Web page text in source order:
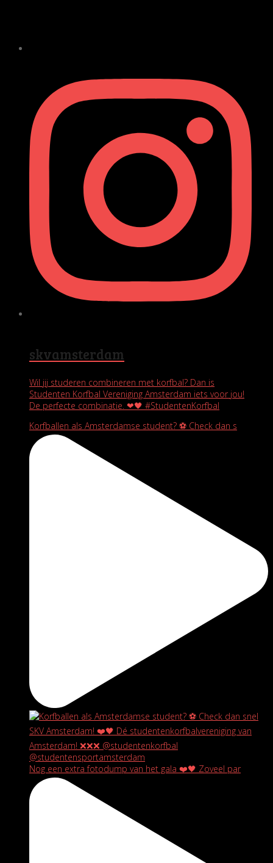
skvamsterdam
Wil jij studeren combineren met korfbal? Dan is
Studenten Korfbal Vereniging Amsterdam iets voor jou!
De perfecte combinatie. ❤🖤 #StudentenKorfbal
Korfballen als Amsterdamse student? ⚽️ Check dan s
Nog een extra fotodump van het gala ❤️🖤 Zoveel par